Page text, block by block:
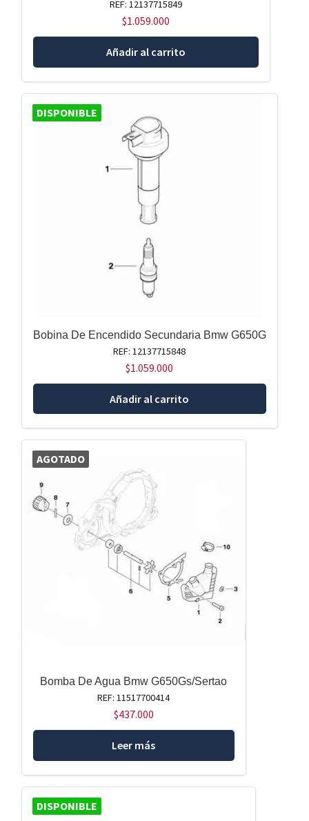
REF: 12137715849
$1.059.000
Añadir al carrito
DISPONIBLE
Bobina De Encendido Secundaria Bmw G650G
REF: 12137715848
$1.059.000
Añadir al carrito
AGOTADO
Bomba De Agua Bmw G650Gs/Sertao
REF: 11517700414
$437.000
Leer más
DISPONIBLE